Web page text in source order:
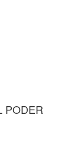
PODER